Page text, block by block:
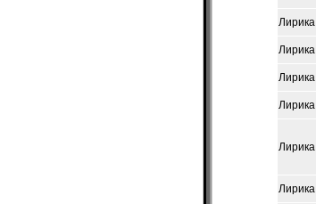
Лирика
Лирика
Лирика
Лирика
Лирика
Лирика